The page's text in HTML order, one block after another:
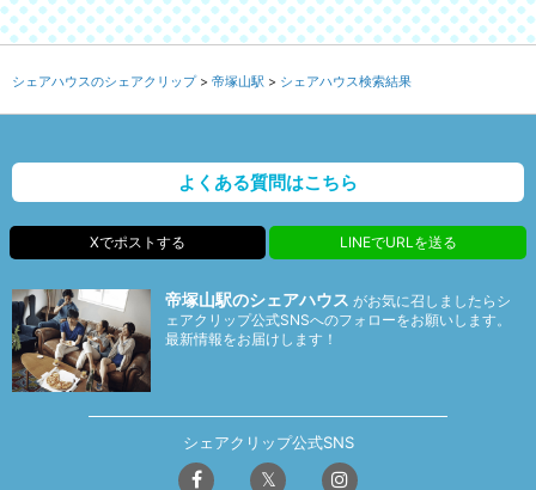
シェアハウスのシェアクリップ 帝塚山駅 シェアハウス検索結果
よくある質問はこちら
Xでポストする LINEでURLを送る
帝塚山駅のシェアハウス がお気に召しましたらシ
ェアクリップ公式SNSへのフォローをお願いします。
最新情報をお届けします！
シェアクリップ公式SNS